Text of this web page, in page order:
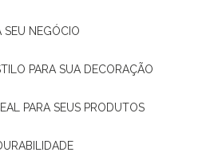
SEU NEGÓCIO
PARA SUA DECORAÇÃO
PARA SEUS PRODUTOS